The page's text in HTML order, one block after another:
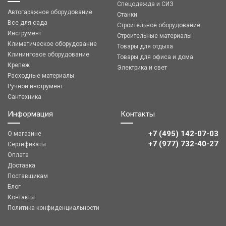
Автогаражное оборудование
Все для сада
Инструмент
Климатическое оборудование
Клининговое оборудование
Крепеж
Расходные материалы
Ручной инструмент
Сантехника
Спецодежда и СИЗ
Станки
Строительное оборудование
Строительные материалы
Товары для отдыха
Товары для офиса и дома
Электрика и свет
Информация
О магазине
Сертификаты
Оплата
Доставка
Поставщикам
Блог
Контакты
Политика конфиденциальности
Контакты
+7 (495) 142-07-03
‎‎+7 (977) 732-40-27